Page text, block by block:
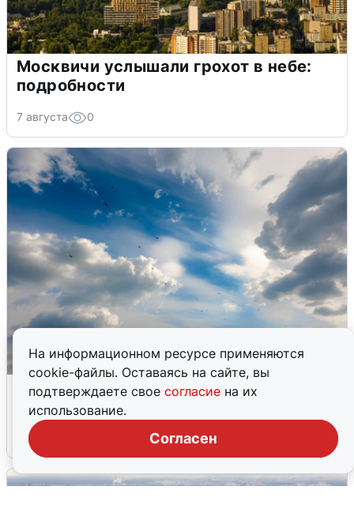
На информационном ресурсе применяются
cookie-файлы. Оставаясь на сайте, вы
подтверждаете свое согласие на их
использование.
Согласен
Москвичи услышали грохот в небе:
подробности
7 августа 0
МЧС ответило на сообщения о
грохоте в Москве
7 августа